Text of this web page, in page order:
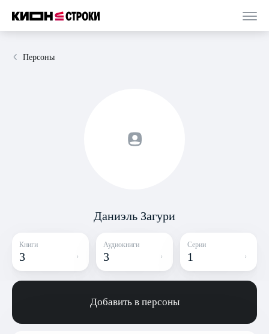
Персоны
Даниэль Загури
Книги
3
Аудиокниги
3
Серии
1
Добавить в персоны